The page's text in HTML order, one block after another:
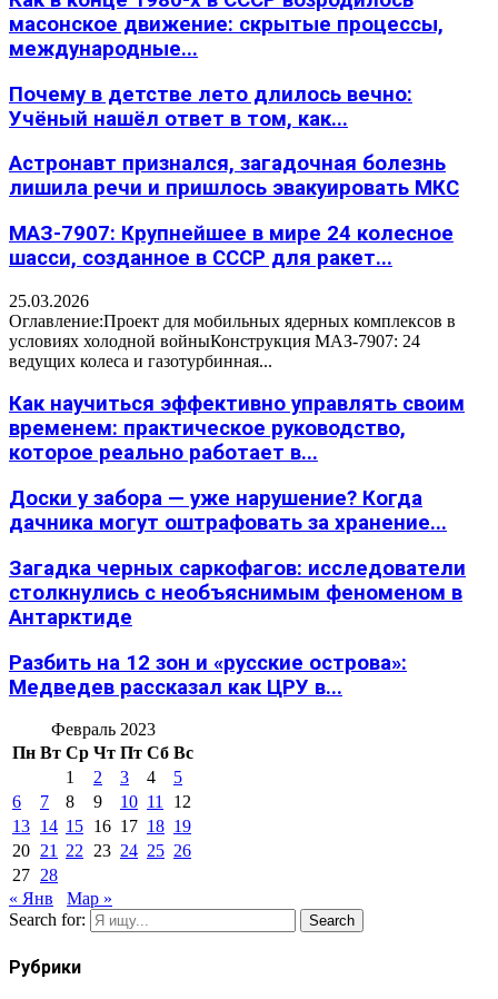
масонское движение: скрытые процессы,
международные...
Почему в детстве лето длилось вечно:
Учёный нашёл ответ в том, как...
Астронавт признался, загадочная болезнь
лишила речи и пришлось эвакуировать МКС
МАЗ-7907: Крупнейшее в мире 24 колесное
шасси, созданное в СССР для ракет...
25.03.2026
Оглавление:Проект для мобильных ядерных комплексов в
условиях холодной войныКонструкция МАЗ-7907: 24
ведущих колеса и газотурбинная...
Как научиться эффективно управлять своим
временем: практическое руководство,
которое реально работает в...
Доски у забора — уже нарушение? Когда
дачника могут оштрафовать за хранение...
Загадка черных саркофагов: исследователи
столкнулись с необъяснимым феноменом в
Антарктиде
Разбить на 12 зон и «русские острова»:
Медведев рассказал как ЦРУ в...
Февраль 2023
Пн Вт Ср Чт Пт Сб Вс
1
2 3 4
5
6
7 8 9 10 11
12
13 14 15 16 17 18 19
20 21 22 23 24 25 26
27 28
« Янв
Мар »
Search for:
Search
Рубрики